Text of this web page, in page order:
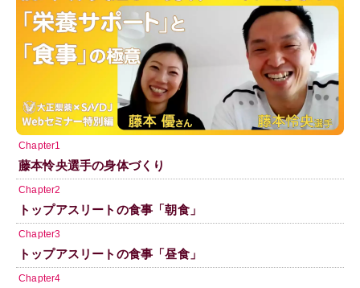
Chapter1
藤本怜央選手の身体づくり
Chapter2
トップアスリートの食事「朝食」
Chapter3
トップアスリートの食事「昼食」
Chapter4